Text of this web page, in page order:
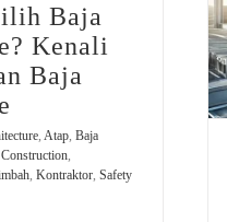
Baja
Kenali
Baja
, Atap, Baja
Construction,
, Kontraktor, Safety